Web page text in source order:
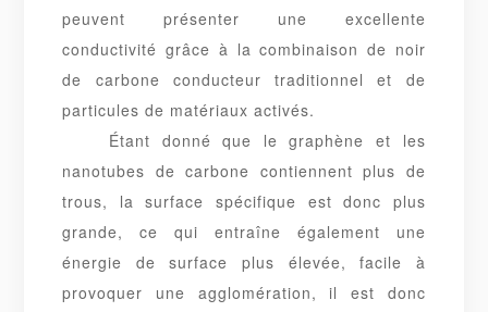
peuvent présenter une excellente
conductivité grâce à la combinaison de noir
de carbone conducteur traditionnel et de
particules de matériaux activés.
Étant donné que le graphène et les
nanotubes de carbone contiennent plus de
trous, la surface spécifique est donc plus
grande, ce qui entraîne également une
énergie de surface plus élevée, facile à
provoquer une agglomération, il est donc